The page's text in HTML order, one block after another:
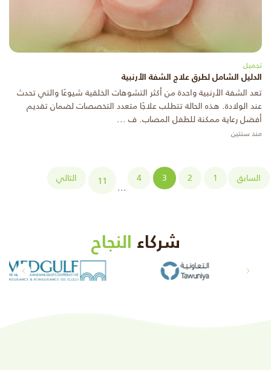
تجميل
الدليل الشامل لطرق علاج الشفة الأرنبية
تعد الشفة الأرنبية واحدة من أكثر التشوهات الخلقية شيوعًا والتي تحدث
عند الولادة. هذه الحالة تتطلب علاجًا متعدد التخصصات لضمان تقديم
أفضل رعاية ممكنة للطفل المصاب. ف ...
منذ سنتين
السابق 1
2
3
4
...
11 التالي
شركاء النجاح